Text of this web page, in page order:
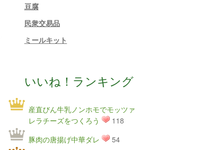
豆腐
民衆交易品
ミールキット
いいね！ランキング
産直びん牛乳ノンホモでモッツァ
レラチーズをつくろう
118
豚肉の唐揚げ中華ダレ
54